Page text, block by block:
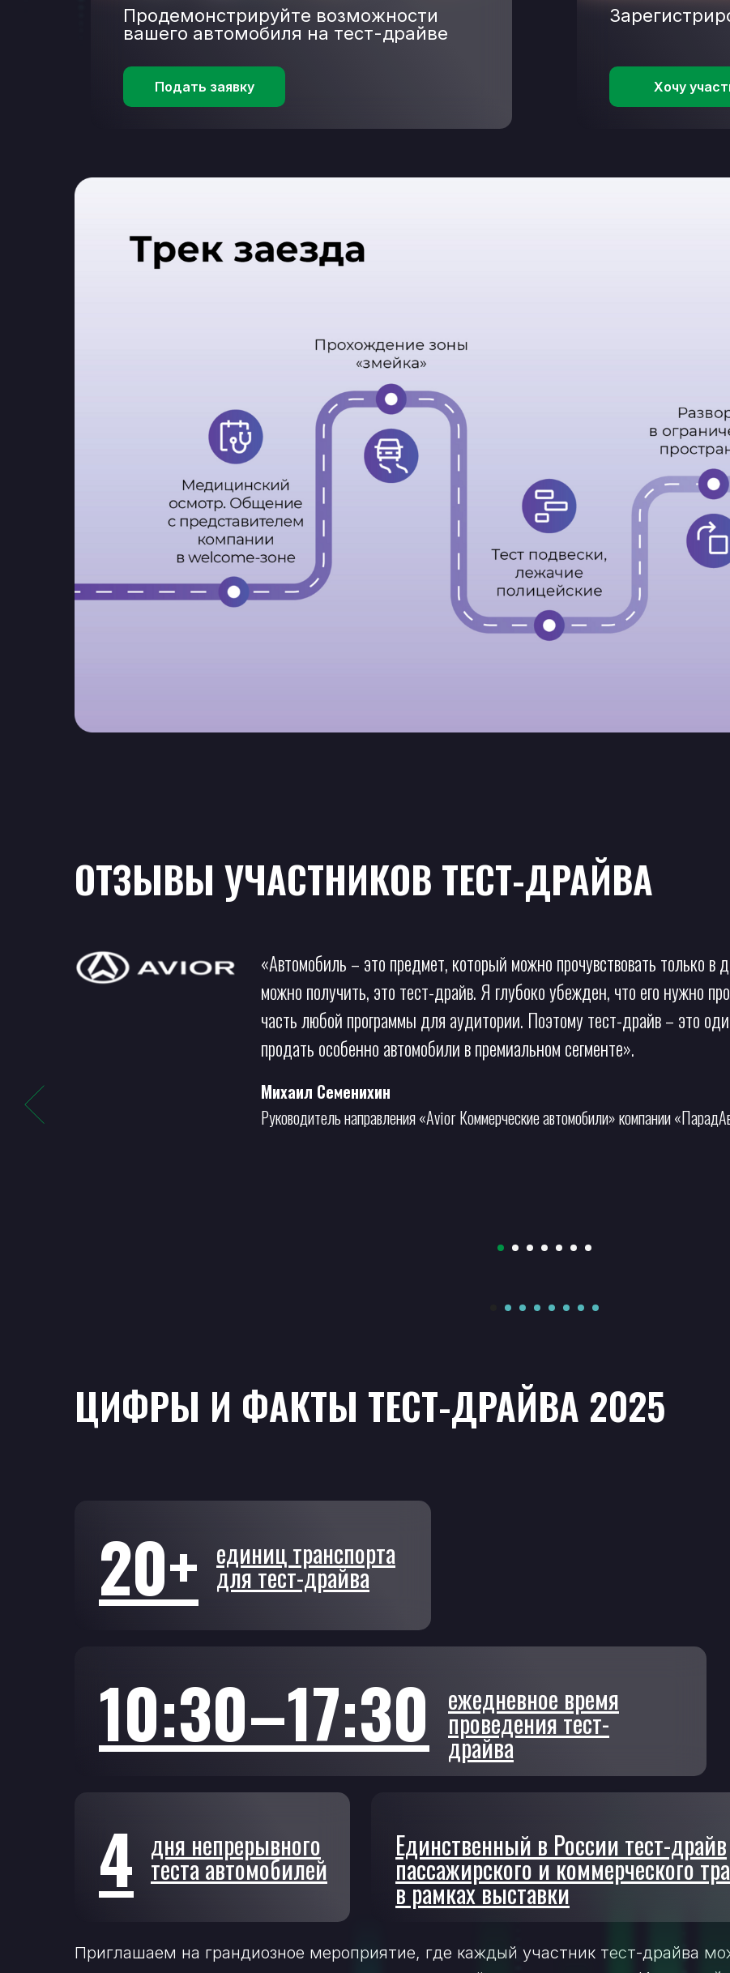
Хочу
Подать заявку
Продемонстрируйте возможности
вашего автомобиля на тест-драйве
ОТЗЫВЫ УЧАСТНИКОВ ТЕСТ-ДРАЙВА
«Автомобиль – это предмет, который можно прочувствовать только в
можно получить, это тест-драйв. Я глубоко убежден, что его нужно
часть любой программы для аудитории. Поэтому тест-драйв – это
продать особенно автомобили в премиальном сегменте».
Михаил Семенихин
Руководитель направления «Avior Коммерческие автомобили» компании
ЦИФРЫ И ФАКТЫ ТЕСТ-ДРАЙВА 2025
20+ единиц транспорта
для тест-драйва
10:30–17:30 ежедневное время
проведения тест-
драйва
4 дня непрерывного
теста автомобилей
Единственный в России тест-драйв
пассажирского и коммерческого
в рамках выставки
Приглашаем на грандиозное мероприятие, где каждый участник тест-драйва